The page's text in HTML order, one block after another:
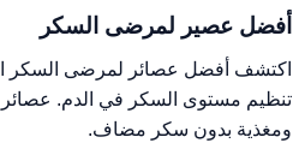
أفضل عصير لمرضى السكر
اكتشف أفضل عصائر لمرضى السكر
تنظيم مستوى السكر في الدم.
ومغذية بدون سكر مضاف.